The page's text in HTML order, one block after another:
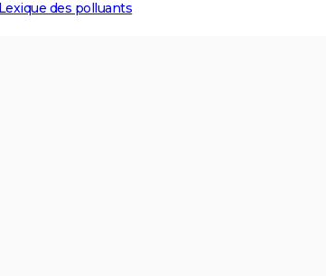
Lexique des polluants